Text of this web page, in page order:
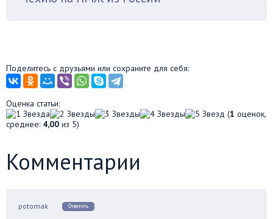
Поделитесь с друзьями или сохраните для себя:
Оценка статьи:
(1 оценок,
среднее: 4,00 из 5)
Комментарии
potomak Ответить